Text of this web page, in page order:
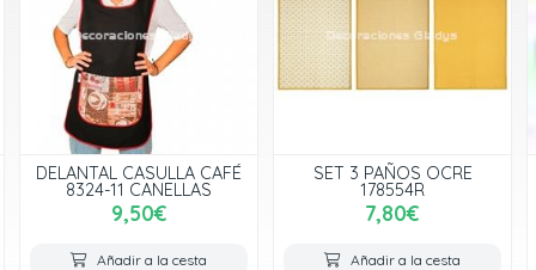
SET 3 PAÑOS OCRE
178554R
7,80€
Añadir a la cesta
SET 12 PAÑOS COCINA E-
173
24,00€
Añadir a la cesta